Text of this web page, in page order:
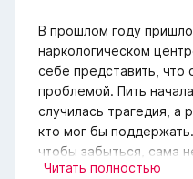
В прошлом году
наркологическом
себе представить, что
проблемой. Пить
случилась трагедия, а
кто мог бы
чтобы забыться, сама
сформировалась
Читать полностью